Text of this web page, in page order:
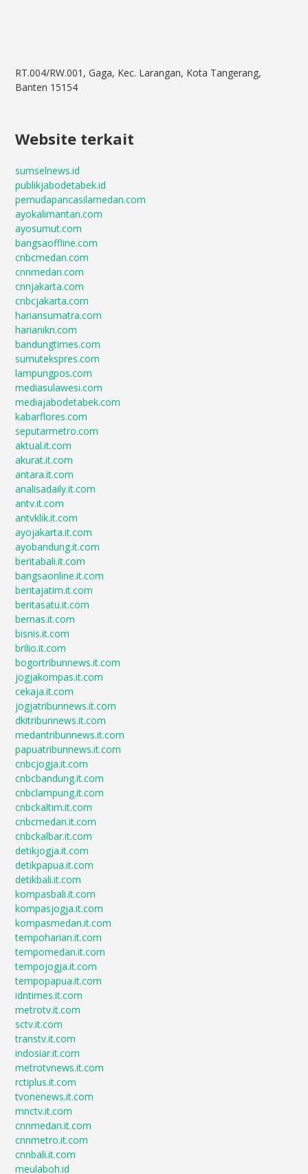
RT.004/RW.001, Gaga, Kec. Larangan, Kota Tangerang,
Banten 15154
Website terkait
sumselnews.id
publikjabodetabek.id
pemudapancasilamedan.com
ayokalimantan.com
ayosumut.com
bangsaoffline.com
cnbcmedan.com
cnnmedan.com
cnnjakarta.com
cnbcjakarta.com
hariansumatra.com
harianikn.com
bandungtimes.com
sumutekspres.com
lampungpos.com
mediasulawesi.com
mediajabodetabek.com
kabarflores.com
seputarmetro.com
aktual.it.com
akurat.it.com
antara.it.com
analisadaily.it.com
antv.it.com
antvklik.it.com
ayojakarta.it.com
ayobandung.it.com
beritabali.it.com
bangsaonline.it.com
beritajatim.it.com
beritasatu.it.com
bernas.it.com
bisnis.it.com
brilio.it.com
bogortribunnews.it.com
jogjakompas.it.com
cekaja.it.com
jogjatribunnews.it.com
dkitribunnews.it.com
medantribunnews.it.com
papuatribunnews.it.com
cnbcjogja.it.com
cnbcbandung.it.com
cnbclampung.it.com
cnbckaltim.it.com
cnbcmedan.it.com
cnbckalbar.it.com
detikjogja.it.com
detikpapua.it.com
detikbali.it.com
kompasbali.it.com
kompasjogja.it.com
kompasmedan.it.com
tempoharian.it.com
tempomedan.it.com
tempojogja.it.com
tempopapua.it.com
idntimes.it.com
metrotv.it.com
sctv.it.com
transtv.it.com
indosiar.it.com
metrotvnews.it.com
rctiplus.it.com
tvonenews.it.com
mnctv.it.com
cnnmedan.it.com
cnnmetro.it.com
cnnbali.it.com
meulaboh.id